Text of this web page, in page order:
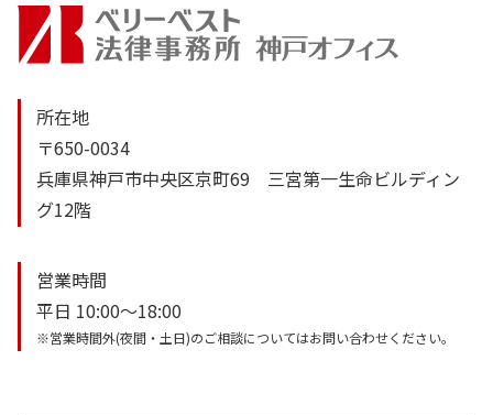
所在地
〒650-0034
兵庫県神戸市中央区京町69 三宮第一生命ビルディン
グ12階
営業時間
平日 10:00～18:00
※営業時間外(夜間・土日)のご相談についてはお問い合わせください。